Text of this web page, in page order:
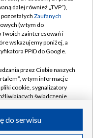
w likwidacji
dalej również „TVP”),
Zaufanych
(w tym do
zainteresowań i
wskazujemy poniżej, a
PPID do Google.
przez Ciebie naszych
w tym informacje
cookie, sygnalizatory
świadczenie
do serwisu